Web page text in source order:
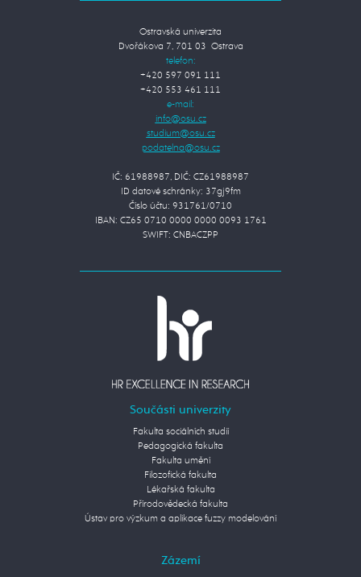
Ostravská univerzita
Dvořákova 7, 701 03 Ostrava
telefon:
+420 597 091 111
+420 553 461 111
e-mail:
IČ: 61988987, DIČ: CZ61988987
ID datové schránky: 37gj9fm
Číslo účtu: 931761/0710
IBAN: CZ65 0710 0000 0000 0093 1761
SWIFT: CNBACZPP
Součásti univerzity
Fakulta sociálních studií
Pedagogická fakulta
Fakulta umění
Filozofická fakulta
Lékařská fakulta
Přírodovědecká fakulta
Ústav pro výzkum a aplikace fuzzy modelování
Zázemí